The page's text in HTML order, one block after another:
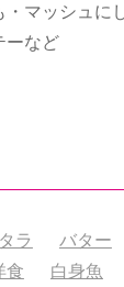
・マッシュに
ーなど
タラ バター
食 白身魚